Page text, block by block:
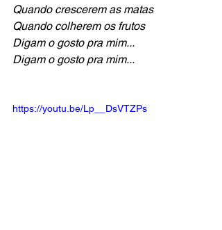
Quando crescerem as matas
Quando colherem os frutos
Digam o gosto pra mim...
Digam o gosto pra mim...
https://youtu.be/Lp__DsVTZPs